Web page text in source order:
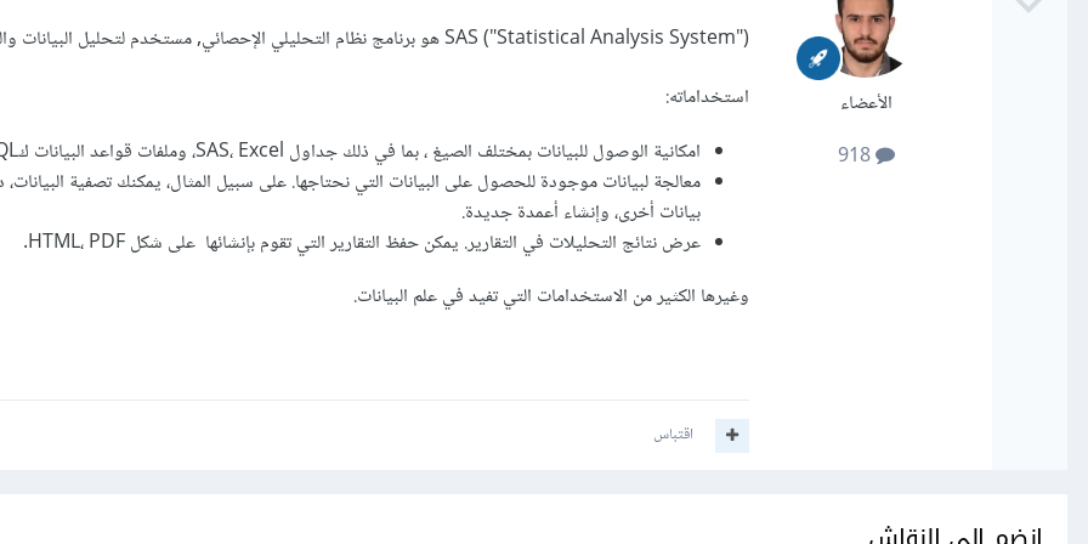
الأعضاء
918
SAS ("Statistical Analysis System") هو برنامج نظام التحليلي الإحصائي, مستخدم لتحليل البيانات والتعامل معها.
استخداماته:
امكانية الوصول للبيانات بمختلف الصيغ ، بما في ذلك جداول SAS، Excel، وملفات قواعد البيانات كSQL
معالجة لبيانات موجودة للحصول على البيانات التي نحتاجها. على سبيل المثال، يمكنك تصفية
بيانات أخرى، وإنشاء أعمدة جديدة.
عرض نتائج التحليلات في التقارير. يمكن حفظ التقارير التي تقوم بإنشائها على شكل HTML، PDF.
وغيرها الكثير من الاستخدامات التي تفيد في علم البيانات.
اقتباس